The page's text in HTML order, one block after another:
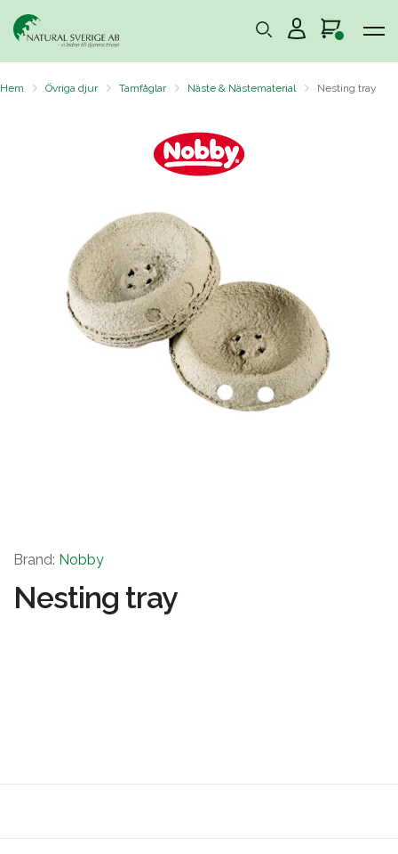
Hem Övriga djur Tamfåglar Näste & Nästematerial Nesting tray
Brand: Nobby
Nesting tray